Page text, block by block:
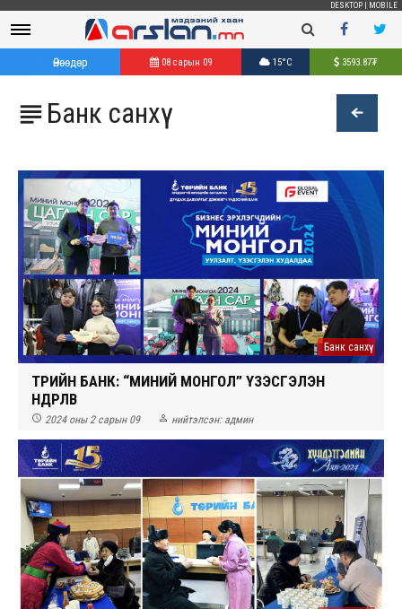
DESKTOP MOBILE
Өнөөдөр 08 сарын 09 15°C 3593.87₮
 Банк санхүү
Банк санхүү
ТӨРИЙН БАНК: “МИНИЙ МОНГОЛ” ҮЗЭСГЭЛЭН
ӨНДӨРЛӨВ
 2024 оны 2 сарын 09  нийтэлсэн: админ